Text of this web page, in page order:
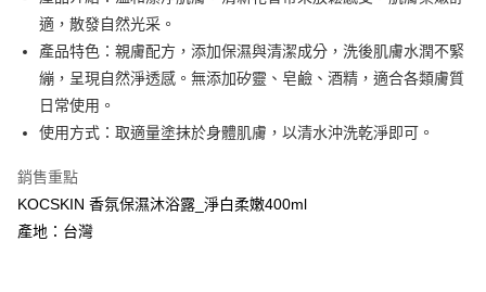
華南商業銀行
彰化商業銀行
上海商業儲蓄銀行
國泰世華商業銀行
兆豐國際商業銀行
臺灣中小企業銀行
台中商業銀行
匯豐（台灣）商業銀行
聯邦商業銀行
元大商業銀行
永豐商業銀行
台新國際商業銀行
台灣樂天信用卡公司
LINE Pay
Apple Pay
悠遊付
ATM付款
貨到付款
適，散發自然光采。
產品特色：親膚配方，添加保濕與清潔成分，洗後肌膚水潤不緊
繃，呈現自然淨透感。無添加矽靈、皂鹼、酒精，適合各類膚質
日常使用。
使用方式：取適量塗抹於身體肌膚，以清水沖洗乾淨即可。
銷售重點
KOCSKIN 香氛保濕沐浴露_淨白柔嫩400ml
產地：台灣